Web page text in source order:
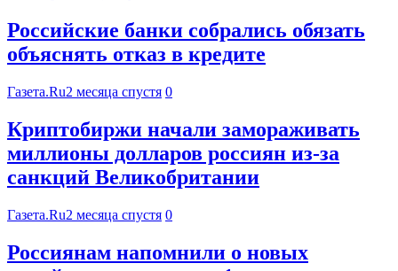
Российские банки собрались обязать
объяснять отказ в кредите
Газета.Ru2 месяца спустя 0
Криптобиржи начали замораживать
миллионы долларов россиян из-за
санкций Великобритании
Газета.Ru2 месяца спустя 0
Россиянам напомнили о новых